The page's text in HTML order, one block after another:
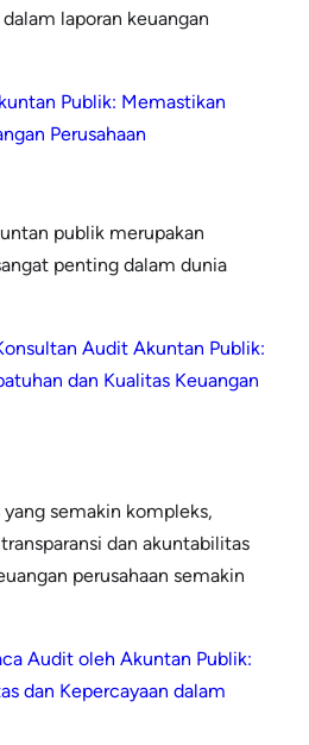
laporan keuangan
Publik: Memastikan
Perusahaan
publik merupakan
penting dalam dunia
Audit Akuntan Publik:
dan Kualitas Keuangan
yang semakin kompleks,
dan akuntabilitas
perusahaan semakin
Audit oleh Akuntan Publik:
dan Kepercayaan dalam